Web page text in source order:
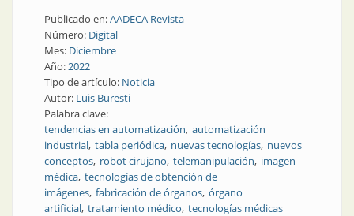
Publicado en:AADECA Revista
Número: Digital
Mes: Diciembre
Año:2022
Tipo de artículo: Noticia
Autor: Luis Buresti
Palabra clave:
tendencias en automatización automatización
industrial tabla periódica nuevas tecnologías nuevos
conceptos robot cirujano telemanipulación imagen
médica tecnologías de obtención de
imágenes fabricación de órganos órgano
artificial tratamiento médico tecnologías médicas